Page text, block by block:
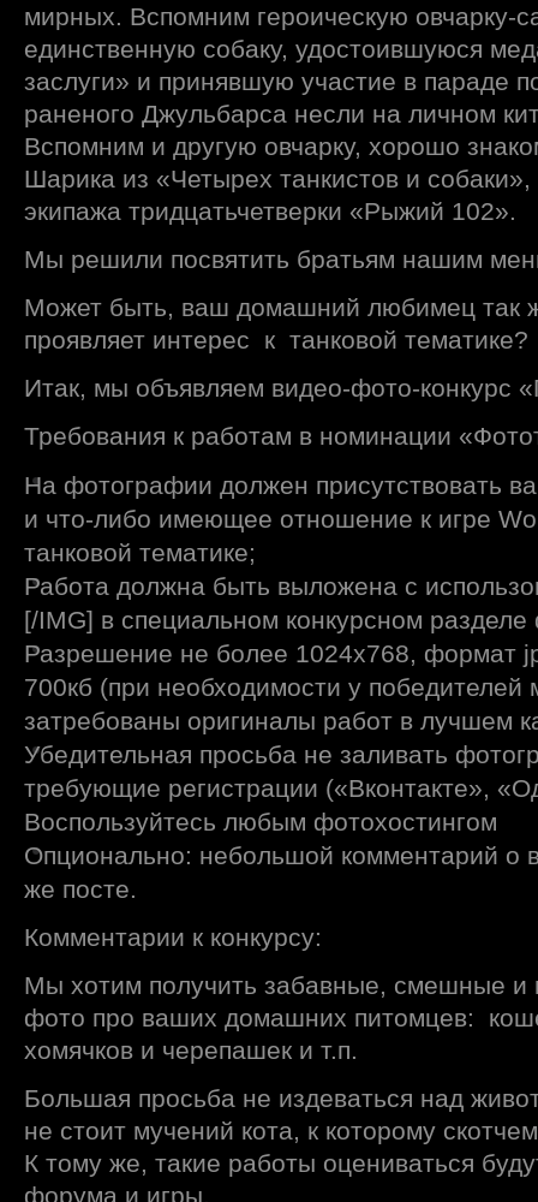
мирных. Вспомним героическую овчарку-
единственную собаку, удостоившуюся
заслуги» и принявшую участие в параде
раненого Джульбарса несли на личном
Вспомним и другую овчарку, хорошо
Шарика из «Четырех танкистов и
экипажа тридцатьчетверки «Рыжий 102».
Мы решили посвятить братьям нашим
Может быть, ваш домашний любимец так
проявляет интерес к танковой тематике?
Итак, мы объявляем видео-фото-конкурс
Требования к работам в номинации
На фотографии должен присутствовать
и что-либо имеющее отношение к игре
танковой тематике;
Работа должна быть выложена с
[/IMG] в специальном конкурсном
Разрешение не более 1024х768, формат
700кб (при необходимости у победителей
затребованы оригиналы работ в лучшем
Убедительная просьба не заливать
требующие регистрации («Вконтакте»,
Воспользуйтесь любым фотохостингом
Опционально: небольшой комментарий о
же посте.
Комментарии к конкурсу:
Мы хотим получить забавные, смешные и
фото про ваших домашних питомцев:
хомячков и черепашек и т.п.
Большая просьба не издеваться над
не стоит мучений кота, к которому
К тому же, такие работы оцениваться
форума и игры.